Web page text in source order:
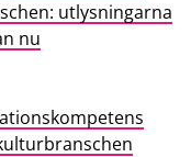
utlysningarna
nu